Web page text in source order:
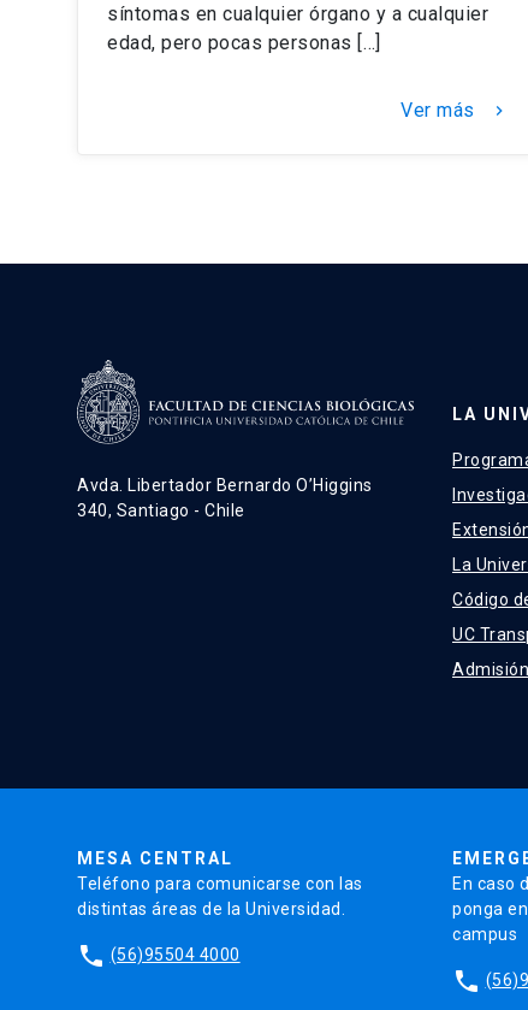
síntomas en cualquier órgano y a cualquier
edad, pero pocas personas […]
Ver más keyboard_arrow_right
Avda. Libertador Bernardo O’Higgins
340, Santiago - Chile
LA
La
Código
UC
Admisión
MESA CENTRAL
Teléfono para comunicarse con las
distintas áreas de la Universidad.
phone (56)95504 4000
En caso
ponga
campus
phone